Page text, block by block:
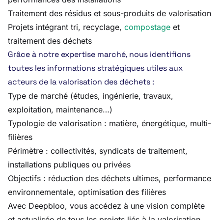
Traitement des résidus et sous-produits de valorisation
Projets intégrant tri, recyclage, compostage et
traitement des déchets
Grâce à notre expertise marché, nous identifions
toutes les informations stratégiques utiles aux
acteurs de la valorisation des déchets :
Type de marché (études, ingénierie, travaux,
exploitation, maintenance…)
Typologie de valorisation : matière, énergétique, multi-
filières
Périmètre : collectivités, syndicats de traitement,
installations publiques ou privées
Objectifs : réduction des déchets ultimes, performance
environnementale, optimisation des filières
Avec Deepbloo, vous accédez à une vision complète